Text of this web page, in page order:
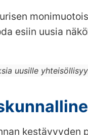
esiin uusia
uusille
kestävyyden